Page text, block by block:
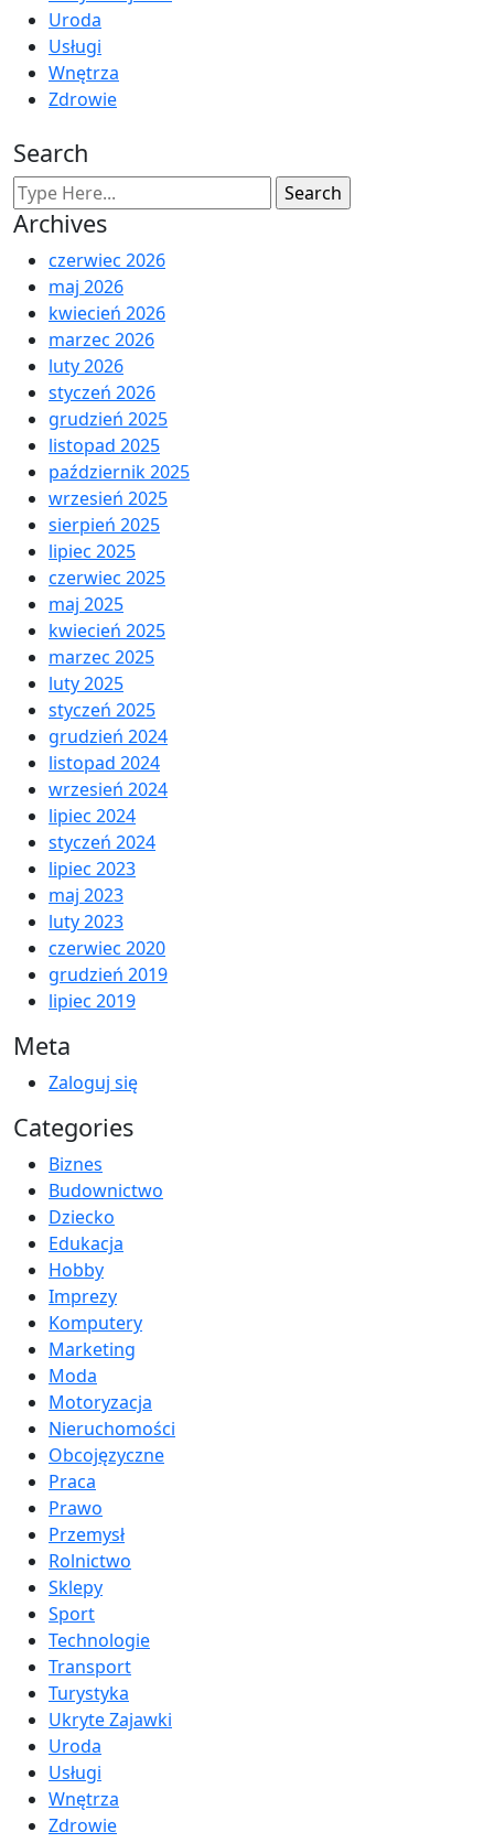
Uroda
Usługi
Wnętrza
Zdrowie
Search
Archives
czerwiec 2026
maj 2026
kwiecień 2026
marzec 2026
luty 2026
styczeń 2026
grudzień 2025
listopad 2025
październik 2025
wrzesień 2025
sierpień 2025
lipiec 2025
czerwiec 2025
maj 2025
kwiecień 2025
marzec 2025
luty 2025
styczeń 2025
grudzień 2024
listopad 2024
wrzesień 2024
lipiec 2024
styczeń 2024
lipiec 2023
maj 2023
luty 2023
czerwiec 2020
grudzień 2019
lipiec 2019
Meta
Zaloguj się
Categories
Biznes
Budownictwo
Dziecko
Edukacja
Hobby
Imprezy
Komputery
Marketing
Moda
Motoryzacja
Nieruchomości
Obcojęzyczne
Praca
Prawo
Przemysł
Rolnictwo
Sklepy
Sport
Technologie
Transport
Turystyka
Ukryte Zajawki
Uroda
Usługi
Wnętrza
Zdrowie